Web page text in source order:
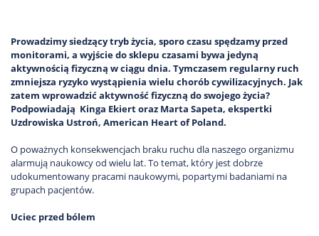
Prowadzimy siedzący tryb życia, sporo czasu spędzamy przed
monitorami, a wyjście do sklepu czasami bywa jedyną
aktywnością fizyczną w ciągu dnia. Tymczasem regularny ruch
zmniejsza ryzyko wystąpienia wielu chorób cywilizacyjnych. Jak
zatem wprowadzić aktywność fizyczną do swojego życia?
Podpowiadają Kinga Ekiert oraz Marta Sapeta, ekspertki
Uzdrowiska Ustroń, American Heart of Poland.
O poważnych konsekwencjach braku ruchu dla naszego organizmu
alarmują naukowcy od wielu lat. To temat, który jest dobrze
udokumentowany pracami naukowymi, popartymi badaniami na
grupach pacjentów.
Uciec przed bólem